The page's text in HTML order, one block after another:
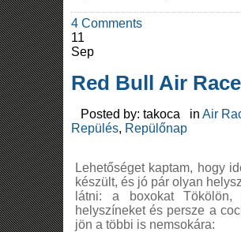
4 Comments
11
Sep
Red Bull Air
Posted by: takoca in Air
Repülés, Repülőnap
Lehetőséget kaptam, hogy
készült, és jó pár olyan
látni: a boxokat Tökölön,
helyszíneket és persze a
jön a többi is nemsokára: